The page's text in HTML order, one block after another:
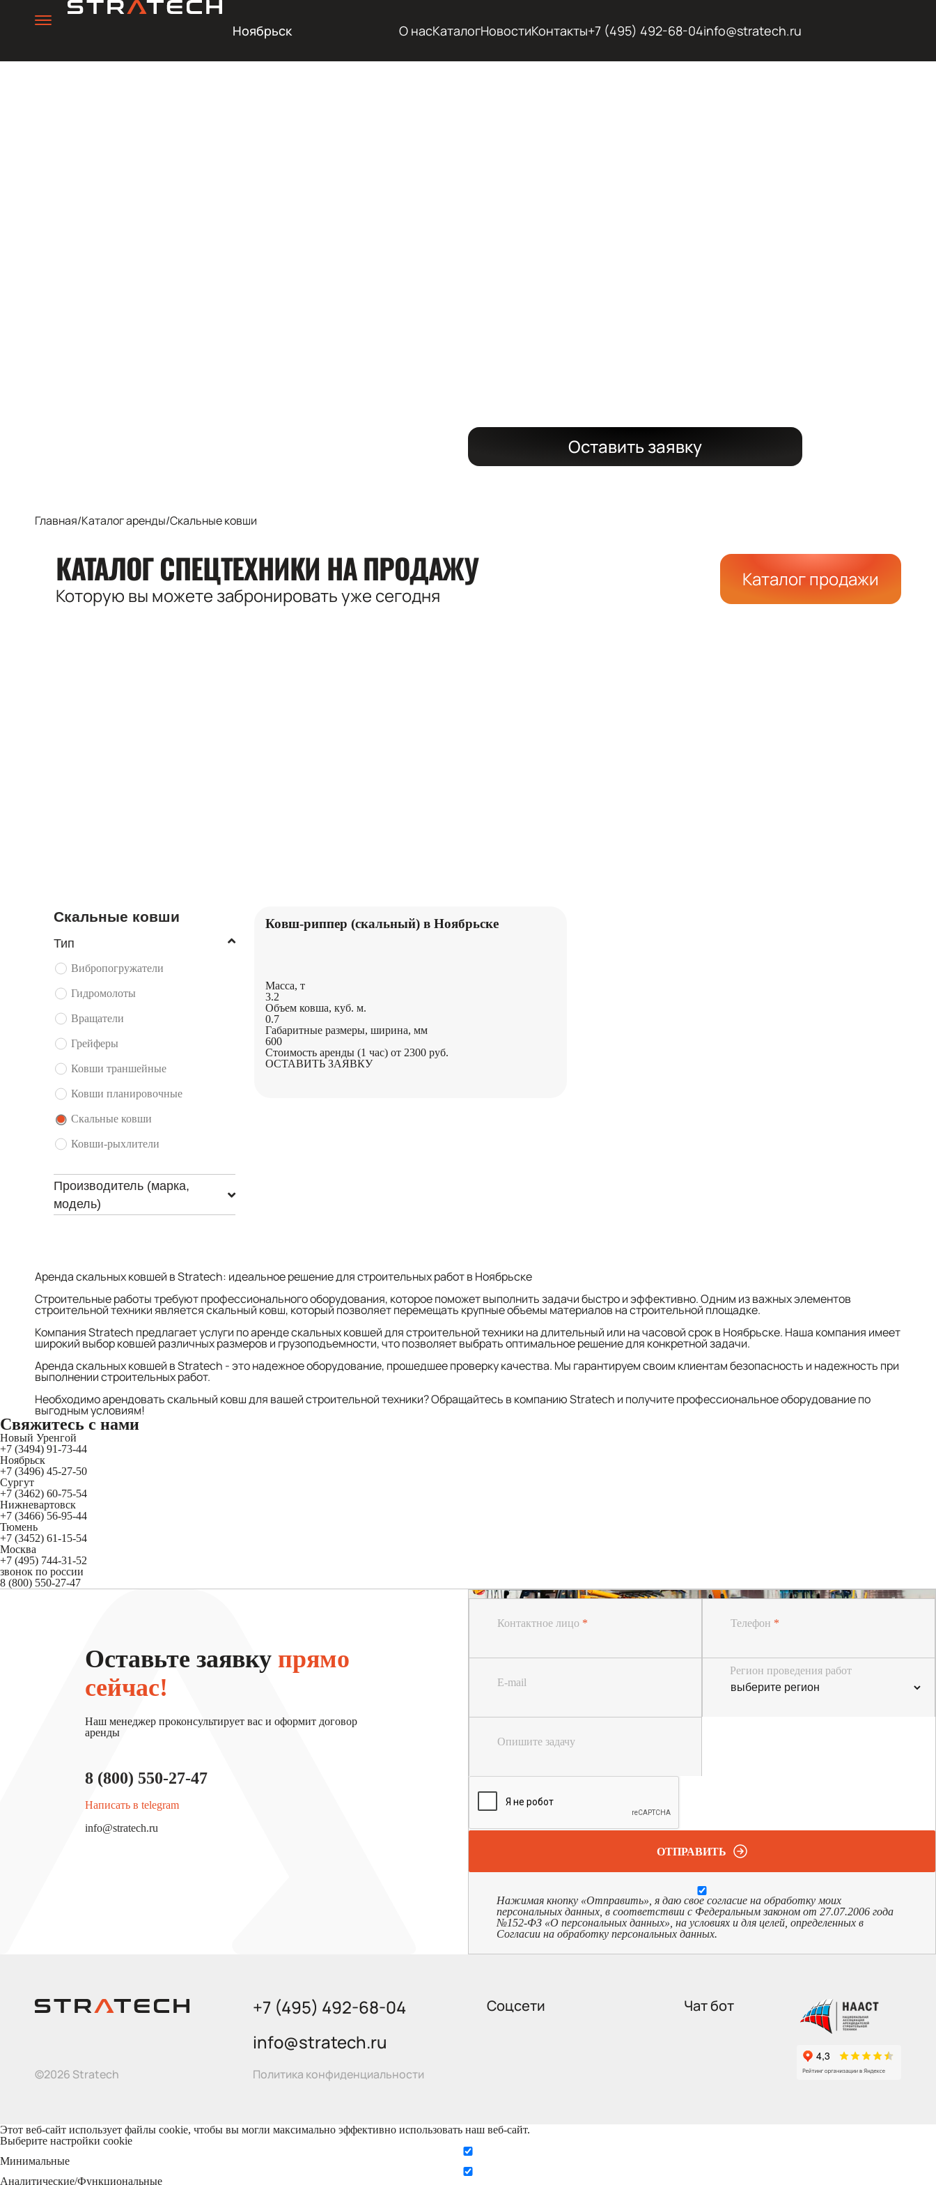
Ноябрьск О насКаталогНовостиКонтакты+7 (495) 492-68-04info@stratech.ru
Оставить заявку
Главная/Каталог аренды/Скальные ковши
КАТАЛОГ СПЕЦТЕХНИКИ НА ПРОДАЖУ
Которую вы можете забронироватьуже сегодня
Каталог продажи
Скальные ковши
Тип
Вибропогружатели
Гидромолоты
Вращатели
Грейферы
Ковши траншейные
Ковши планировочные
Скальные ковши
Ковши-рыхлители
Производитель (марка,
модель)
Ковш-риппер (скальный) в Ноябрьске
Масса, т
3.2
Объем ковша, куб. м.
0.7
Габаритные размеры, ширина, мм
600
Стоимость аренды (1 час) от 2300 руб.
ОСТАВИТЬ ЗАЯВКУ
Аренда скальных ковшей в Stratech: идеальное решение для строительных работ в Ноябрьске
Строительные работы требуют профессионального оборудования, которое поможет выполнить задачи быстро и эффективно. Одним из важных элементов
строительной техники является скальный ковш, который позволяет перемещать крупные объемы материалов на строительной площадке.
Компания Stratech предлагает услуги по аренде скальных ковшей для строительной техники на длительный или на часовой срок в Ноябрьске. Наша компания имеет
широкий выбор ковшей различных размеров и грузоподъемности, что позволяет выбрать оптимальное решение для конкретной задачи.
Аренда скальных ковшей в Stratech - это надежное оборудование, прошедшее проверку качества. Мы гарантируем своим клиентам безопасность и надежность при
выполнении строительных работ.
Необходимо арендовать скальный ковш для вашей строительной техники? Обращайтесь в компанию Stratech и получите профессиональное оборудование по
выгодным условиям!
Свяжитесь с нами
Новый Уренгой
+7 (3494) 91-73-44
Ноябрьск
+7 (3496) 45-27-50
Сургут
+7 (3462) 60-75-54
Нижневартовск
+7 (3466) 56-95-44
Тюмень
+7 (3452) 61-15-54
Москва
+7 (495) 744-31-52
звонок по россии
8 (800) 550-27-47
Оставьте заявку прямо
сейчас!
Наш менеджер проконсультирует вас и оформит договор
аренды
8 (800) 550-27-47
Написать в telegram
info@stratech.ru
Контактное лицо * Телефон *
E-mail
Регион проведения работ
Опишите задачу
ОТПРАВИТЬ
Нажимая кнопку «Отправить», я даю свое согласие на обработку моих
персональных данных, в соответствии с Федеральным законом от 27.07.2006 года
№152-ФЗ «О персональных данных», на условиях и для целей, определенных в
Согласии на обработку персональных данных.
©2026 Stratech
+7 (495) 492-68-04
info@stratech.ru
Политика конфиденциальности
Соцсети Чат бот
Этот веб-сайт использует файлы cookie, чтобы вы могли максимально эффективно использовать наш веб-сайт.
Выберите настройки cookie
Минимальные
Аналитические/Функциональные